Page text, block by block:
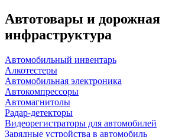
Автотовары и дорожная
инфраструктура
Автомобильный инвентарь
Алкотестеры
Автомобильная электроника
Автокомпрессоры
Автомагнитолы
Радар-детекторы
Видеорегистраторы для автомобилей
Зарядные устройства в автомобиль